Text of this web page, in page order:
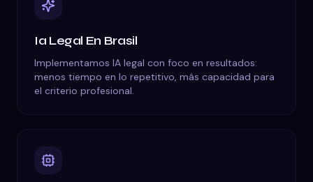
Ia Legal En Brasil
Implementamos IA legal con foco en resultados:
menos tiempo en lo repetitivo, más capacidad para
el criterio profesional.